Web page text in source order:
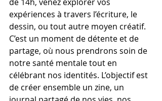
expériences à travers l’écriture, le
dessin, ou tout autre moyen créatif.
C’est un moment de détente et de
partage, où nous prendrons soin de
notre santé mentale tout en
célébrant nos identités. L’objectif est
de créer ensemble un zine, un